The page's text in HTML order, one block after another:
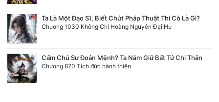
Ta Là Một Đạo Sĩ, Biết Chút Pháp Thuật Thì Có Là Gì?
Chương 1030 Không Chi Hoàng Nguyên Đại Hư
Cấm Chú Sư Đoản Mệnh? Ta Nắm Giữ Bất Tử Chi Thân
Chương 870 Tích đức hành thiện